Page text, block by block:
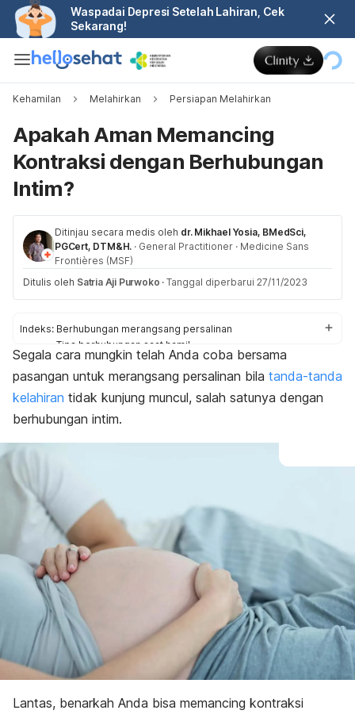
Waspadai Depresi Setelah Lahiran, Cek
Sekarang!
Kehamilan Melahirkan Persiapan Melahirkan
Apakah Aman Memancing
Kontraksi dengan Berhubungan
Intim?
Ditinjau secara medis oleh dr. Mikhael Yosia, BMedSci,
PGCert, DTM&H. · General Practitioner · Medicine Sans
Frontières (MSF)
Ditulis oleh Satria Aji Purwoko · Tanggal diperbarui 27/11/2023
Indeks: Berhubungan merangsang persalinan
Tips berhubungan saat hamil
Metode induksi persalinan alami
Segala cara mungkin telah Anda coba bersama
pasangan untuk merangsang persalinan bila tanda-tanda
kelahiran tidak kunjung muncul, salah satunya dengan
berhubungan intim.
Lantas, benarkah Anda bisa memancing kontraksi